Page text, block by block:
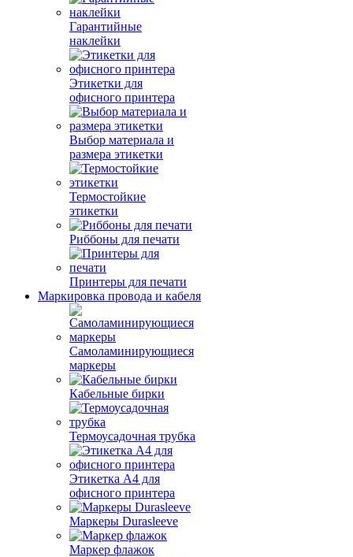
Гарантийные
наклейки
Этикетки для
офисного принтера
Выбор материала и
размера этикетки
Термостойкие
этикетки
Риббоны для печати
Принтеры для печати
Маркировка провода и кабеля
Самоламинирующиеся
маркеры
Кабельные бирки
Термоусадочная трубка
Этикетка А4 для
офисного принтера
Маркеры Durasleeve
Маркер флажок